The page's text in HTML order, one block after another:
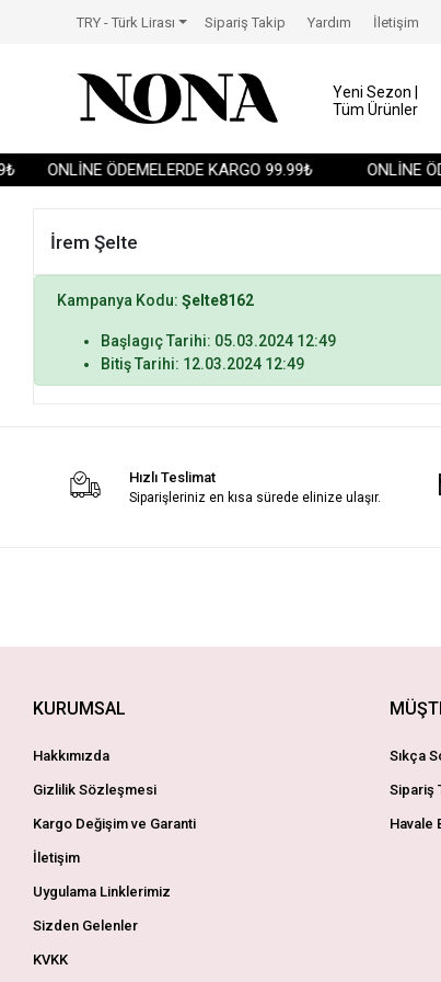
ONLİNE ÖDEMELERDE KARGO 99.99₺ ONLİNE
TRY - Türk Lirası Sipariş Takip Yardım İletişim
Yeni Sezon |
Tüm Ürünler
İrem Şelte
Kampanya Kodu:Şelte8162
Başlagıç Tarihi: 05.03.2024 12:49
Bitiş Tarihi: 12.03.2024 12:49
Hızlı Teslimat
Siparişleriniz en kısa sürede elinize ulaşır.
KURUMSAL
Hakkımızda
Gizlilik Sözleşmesi
Kargo Değişim ve Garanti
İletişim
Uygulama Linklerimiz
Sizden Gelenler
KVKK
Sıkça
Sipariş
Havale